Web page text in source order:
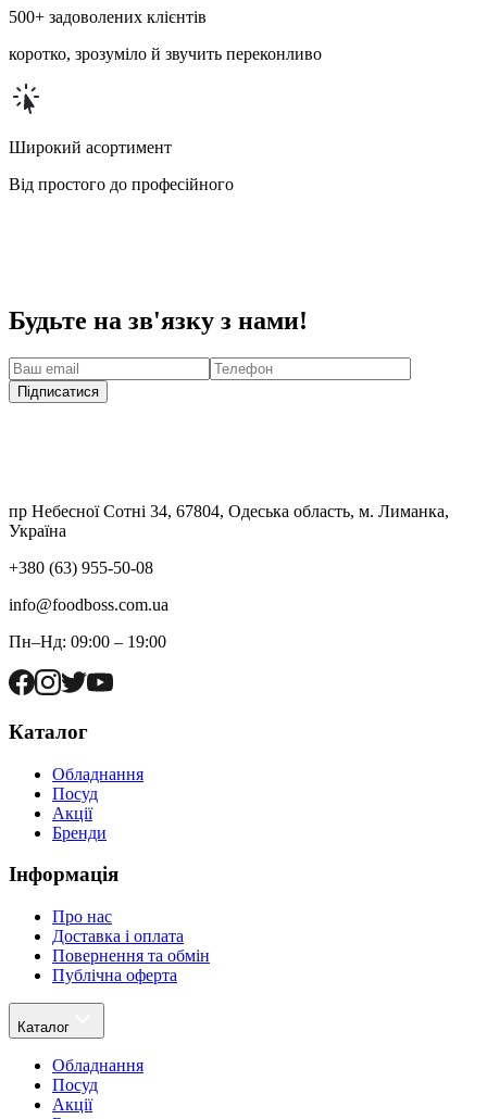
500+ задоволених клієнтів
коротко, зрозуміло й звучить переконливо
Широкий асортимент
Від простого до професійного
Будьте на зв'язку з нами!
Підписатися
пр Небесної Сотні 34, 67804, Одеська область, м. Лиманка,
Україна
+380 (63) 955-50-08
info@foodboss.com.ua
Пн–Нд: 09:00 – 19:00
Каталог
Обладнання
Посуд
Акції
Бренди
Інформація
Про нас
Доставка і оплата
Повернення та обмін
Публічна оферта
Каталог
Обладнання
Посуд
Акції